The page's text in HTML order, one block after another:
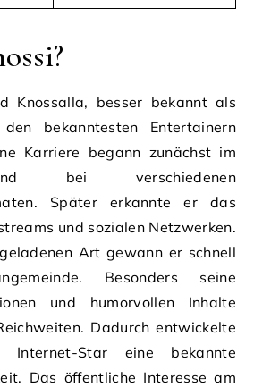
Knossalla, besser bekannt als
bekanntesten Entertainern
Karriere begann zunächst im
bei verschiedenen
Später erkannte er das
und sozialen Netzwerken.
Art gewann er schnell
Besonders seine
und humorvollen Inhalte
Dadurch entwickelte
Star eine bekannte
Das öffentliche Interesse am